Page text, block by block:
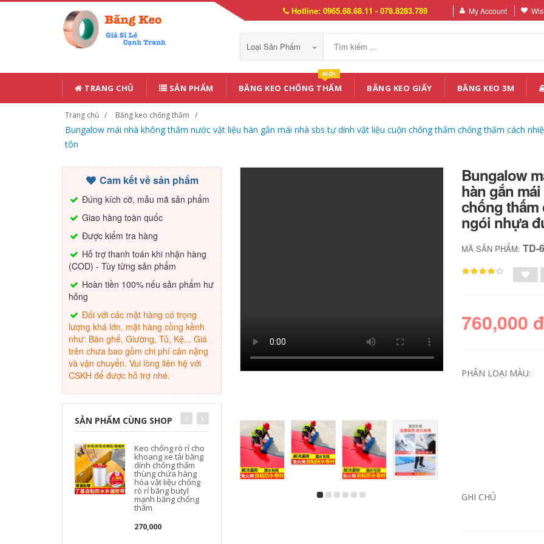
Hotline: 0965.68.68.11 - 078.8283.789 My Account
Loại Sản Phẩm
TRANG CHỦ SẢN PHẨM BĂNG KEO CHỐNG THẤM
MỚI
BĂNG KEO GIẤY BĂNG KEO 3M
Trang chủ Băng keo chống thấm
Bungalow mái nhà không thấm nước vật liệu hàn gắn mái nhà sbs tự dính vật liệu cuộn chống thấm chống thấm cách
tôn
Cam kết về sản phẩm
Đúng kích cỡ, mẫu mã sản phẩm
Giao hàng toàn quốc
Được kiểm tra hàng
Hỗ trợ thanh toán khi nhận hàng
(COD) - Tùy từng sản phẩm
Hoàn tiền 100% nếu sản phẩm hư
hỏng
Đối với các mặt hàng có trọng
lượng khá lớn, mặt hàng cồng kềnh
như: Bàn ghế, Giường, Tủ, Kệ... Giá
trên chưa bao gồm chi phí cân nặng
và vận chuyển. Vui lòng liên hệ với
CSKH để được hỗ trợ nhé.
SẢN PHẨM CÙNG SHOP
Keo chống rò rỉ cho
khoang xe tải băng
dính chống thấm
thùng chứa hàng
hóa vật liệu chống
rò rỉ băng butyl
mạnh băng chống
thấm
270,000
Vật liệu cuộn chống
thấm, phòng thiếc,
ngói thép màu, keo
chống rò rỉ, vật liệu
chống dột mái nhà,
vật liệu cách nhiệt,
vải nỉ dầu nhựa
Băng keo chống
thấm butyl hai mặt,
màng địa chất,
màng ao cá, băng
keo tự dính chống
thấm và nối bang
Bungalow
hàn gắn
chống thấm
ngói nhựa
MÃ SẢN PHẨM:TD-
760,000 đ
PHÂN LOẠI MÀU:
GHI CHÚ